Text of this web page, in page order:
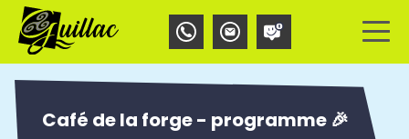
Aller
contenu
principal
Café de la forge - programme 🎉
Panneau de gestion des cookies